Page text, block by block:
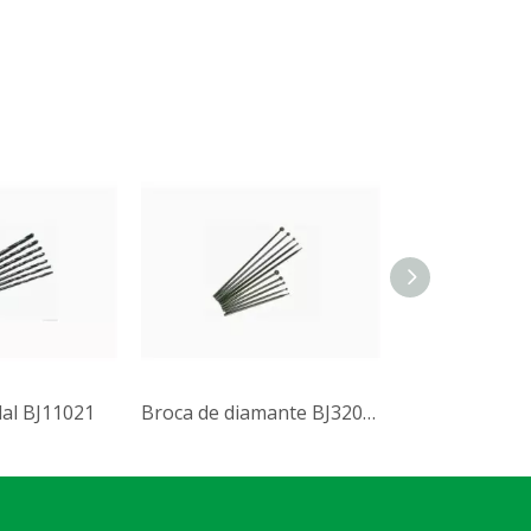
BJ11021 Broca de diamante BJ32012